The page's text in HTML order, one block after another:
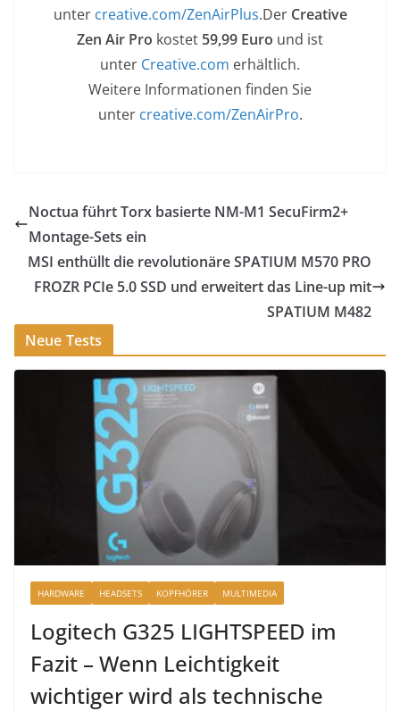
unter creative.com/ZenAirPlus.Der Creative
Zen Air Pro kostet 59,99 Euro und ist
unter Creative.com erhältlich.
Weitere Informationen finden Sie
unter creative.com/ZenAirPro.
Noctua führt Torx basierte NM-M1 SecuFirm2+
Montage-Sets ein
MSI enthüllt die revolutionäre SPATIUM M570 PRO
FROZR PCIe 5.0 SSD und erweitert das Line-up mit
SPATIUM M482
Neue Tests
HARDWARE HEADSETS KOPFHÖRER MULTIMEDIA
Logitech G325 LIGHTSPEED im
Fazit – Wenn Leichtigkeit
wichtiger wird als technische